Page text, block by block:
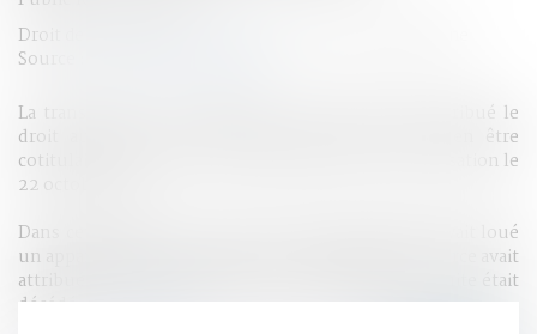
Droit de la famille, des personnes et de leur patrimoine
Source :
La transcription du jugement de divorce ayant attribué le
droit au bail à l'un des époux, l'autre cesse d'en être
cotitulaire. C'est ce que vient de juger la Cour de cassation le
22 octobre 2015.
Dans cette affaire, une société civile immobilière avait loué
un appartement à deux époux. Le jugement de divorce avait
attribué le droit au bail à l'épouse, laquelle par la suite était
décédé...